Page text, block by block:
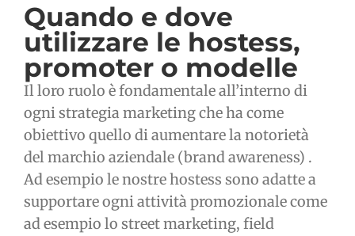
Quando e dove
utilizzare le hostess,
promoter o modelle
Il loro ruolo è fondamentale all’interno di
ogni strategia marketing che ha come
obiettivo quello di aumentare la notorietà
del marchio aziendale (brand awareness) .
Ad esempio le nostre hostess sono adatte a
supportare ogni attività promozionale come
ad esempio lo street marketing, field